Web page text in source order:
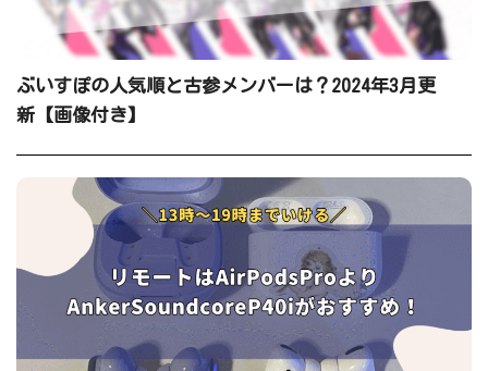
ぶいすぽの人気順と古参メンバーは？2024年3月更
新【画像付き】